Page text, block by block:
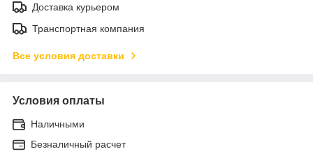
Доставка курьером
Транспортная компания
Все условия доставки
Условия оплаты
Наличными
Безналичный расчет